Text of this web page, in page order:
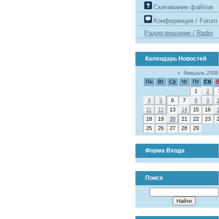
Скачивание файлов
Конференция / Forum
Радио-вещание / Radio
Календарь Новостей
« Февраль 2008
Пн
Вт Ср Чт Пт Сб
1
2
4
5 6 7 8 9
11
12 13 14 15 16
18
19 20 21 22 23
25
26 27 28 29
Форма Входа
Поиск